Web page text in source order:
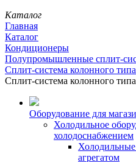
Каталог
Главная
Каталог
Кондиционеры
Полупромышленные сплит-
Сплит-система колонного
Сплит-система колонного
Оборудование для
Холодильное
холодоснабжением
агрегатом